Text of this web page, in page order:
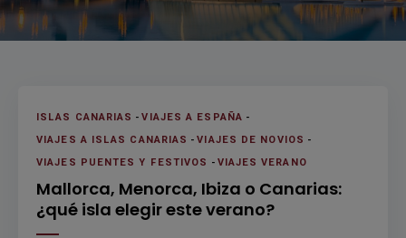
ISLAS CANARIAS -VIAJES A ESPAÑA -
VIAJES A ISLAS CANARIAS -VIAJES DE NOVIOS -
VIAJES PUENTES Y FESTIVOS -VIAJES VERANO
Mallorca, Menorca, Ibiza o Canarias:
¿qué isla elegir este verano?